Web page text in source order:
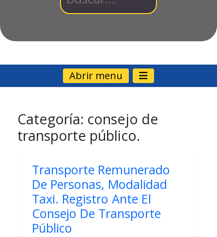
Abrir menu
Categoría: consejo de
transporte público.
Transporte Remunerado
De Personas, Modalidad
Taxi. Registro Ante El
Consejo De Transporte
Público